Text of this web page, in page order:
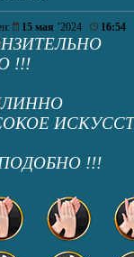
15 мая ’2024 16:54
!!!
!!!